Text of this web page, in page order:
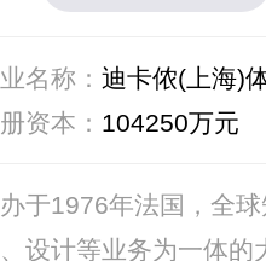
名称： 迪卡侬(上海)
资本： 104250万元
于1976年法国，全
设计等业务为一体的